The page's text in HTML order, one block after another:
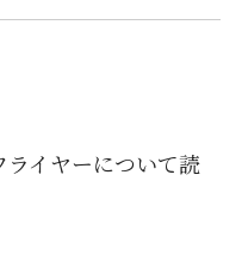
イヤーについて読